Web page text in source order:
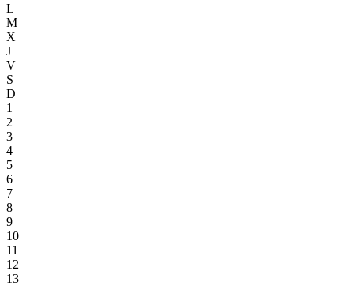
L
M
X
J
V
S
D
1
2
3
4
5
6
7
8
9
10
11
12
13